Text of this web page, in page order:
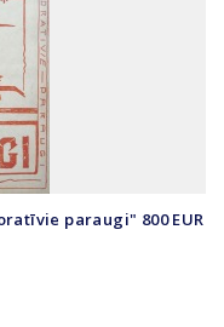
paraugi" 800 EUR